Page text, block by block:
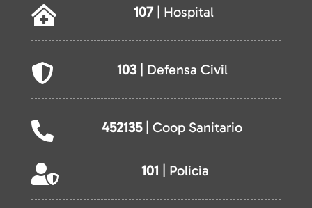
 107| Hospital
 103| Defensa Civil
 452135| Coop Sanitario
 101 | Policia